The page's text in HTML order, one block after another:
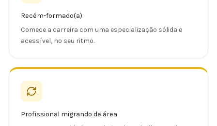
Recém-formado(a)
Comece a carreira com uma especialização sólida e
acessível, no seu ritmo.
Profissional migrando de área